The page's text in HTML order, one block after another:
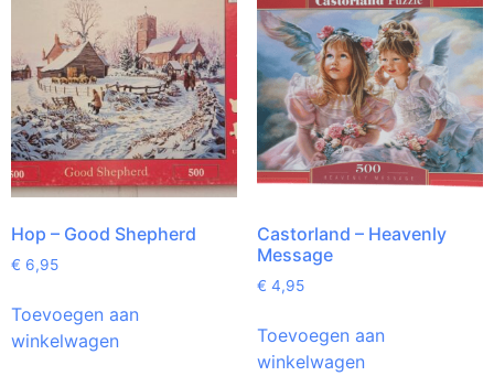
Hop – Good Shepherd
€ 6,95
Toevoegen aan
winkelwagen
Castorland – Heavenly
Message
€ 4,95
Toevoegen aan
winkelwagen